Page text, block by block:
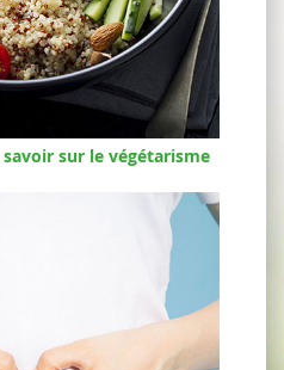
sur le végétarisme